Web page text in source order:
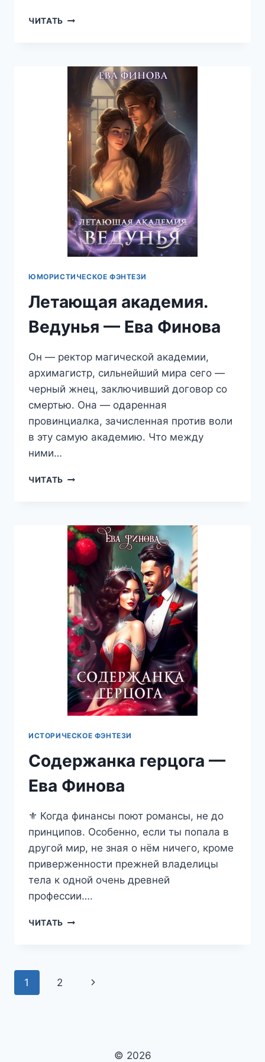
ЧИТАТЬ ЗАБОТА
ЕВА
ФИНОВА
ЮМОРИСТИЧЕСКОЕ ФЭНТЕЗИ
Летающая академия.
Ведунья — Ева Финова
Он — ректор магической академии,
архимагистр, сильнейший мира сего —
черный жнец, заключивший договор со
смертью. Она — одаренная
провинциалка, зачисленная против воли
в эту самую академию. Что между
ними…
ЧИТАТЬ ЛЕТАЮЩАЯ
ЕВА
ФИНОВА
ИСТОРИЧЕСКОЕ ФЭНТЕЗИ
Содержанка герцога —
Ева Финова
⚜️ Когда финансы поют романсы, не до
принципов. Особенно, если ты попала в
другой мир, не зная о нём ничего, кроме
приверженности прежней владелицы
тела к одной очень древней
профессии….
ЧИТАТЬ СОДЕРЖАНКА
Навигация
1 2
Следующая
© 2026